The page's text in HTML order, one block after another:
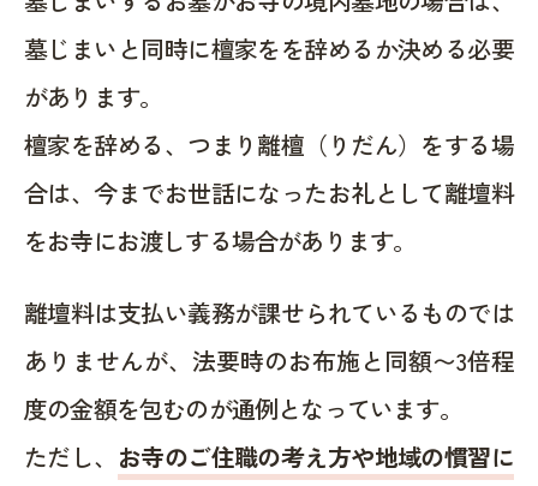
墓じまいと同時に檀家をを辞めるか決める必要
があります。
檀家を辞める、つまり離檀（りだん）をする場
合は、今までお世話になったお礼として離壇料
をお寺にお渡しする場合があります。
離壇料は支払い義務が課せられているものでは
ありませんが、法要時のお布施と同額〜3倍程
度の金額を包むのが通例となっています。
ただし、 お寺のご住職の考え方や地域の慣習に